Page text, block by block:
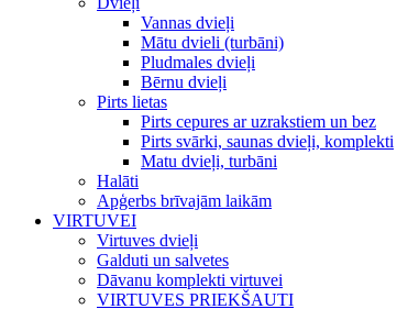
Vannas dvieļi
Mātu dvieli (turbāni)
Pludmales dvieļi
Bērnu dvieļi
Pirts lietas
Pirts cepures ar uzrakstiem un bez
Pirts svārki, saunas dvieļi, komplekti
Matu dvieļi, turbāni
Halāti
Apģerbs brīvajām laikām
VIRTUVEI
Virtuves dvieļi
Galduti un salvetes
Dāvanu komplekti virtuvei
VIRTUVES PRIEKŠAUTI